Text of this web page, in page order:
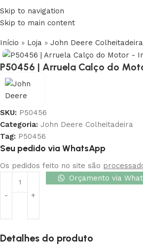
Skip to navigation
Skip to main content
Início » Loja » John Deere Colheitadeira
P50456 | Arruela Calço do
SKU: P50456
Categoria: John Deere Colheitadeira
Tag: P50456
Seu pedido via WhatsApp
Os pedidos feito no site são
Orçamento via
Detalhes do produto